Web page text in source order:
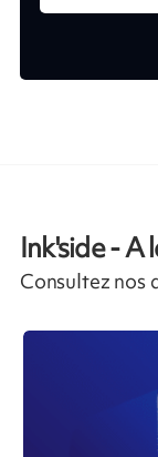
Ink'side - A
Consultez nos